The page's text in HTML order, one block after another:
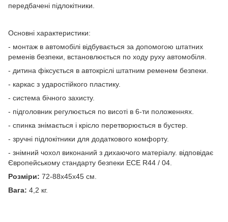
передбачені підлокітники.
Основні характеристики:
- монтаж в автомобілі відбувається за допомогою штатних
ременів безпеки, встановлюється по ходу руху автомобіля.
- дитина фіксується в автокріслі штатним ременем безпеки.
- каркас з ударостійкого пластику.
- система бічного захисту.
- підголовник регулюється по висоті в 6-ти положеннях.
- спинка знімається і крісло перетворюється в бустер.
- зручні підлокітники для додаткового комфорту.
- знімний чохол виконаний з дихаючого матеріалу. відповідає
Європейському стандарту безпеки ECE R44 / 04.
Розміри: 72-88х45х45 см.
Вага: 4,2 кг.